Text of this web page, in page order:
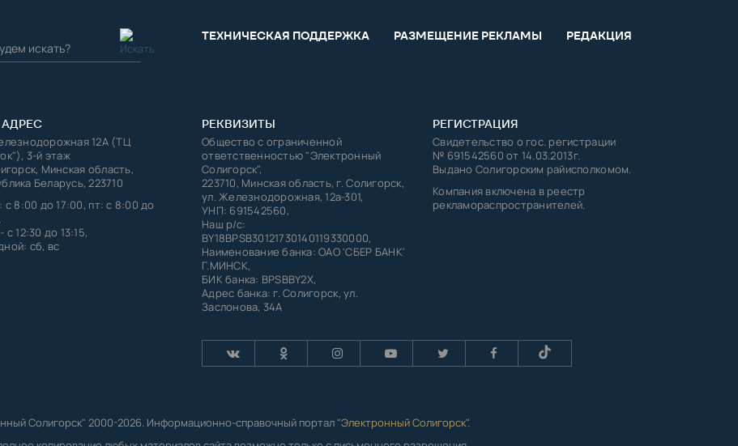
ТЕХНИЧЕСКАЯ ПОДДЕРЖКА РАЗМЕЩЕНИЕ РЕКЛАМЫ РЕДАКЦИЯ
12А (ТЦ
3-й этаж
Минская область,
Беларусь, 223710
с 8:00 до 17:00, пт: с 8:00 до
с 12:30 до 13:15,
сб, вс
РЕКВИЗИТЫ
Общество с ограниченной
ответственностью "Электронный
Солигорск",
223710, Минская область, г. Солигорск,
ул. Железнодорожная, 12а-301,
УНП: 691542560,
Наш р/с:
BY18BPSB30121730140119330000,
Наименование банка: ОАО 'СБЕР БАНК'
Г.МИНСК,
БИК банка: BPSBBY2X,
Адрес банка: г. Солигорск, ул.
Заслонова, 34А
РЕГИСТРАЦИЯ
Свидетельство о гос. регистрации
№ 691542560 от 14.03.2013г.
Выдано Солигорским райисполкомом.
Компания включена в реестр
рекламораспространителей.
Солигорск" 2000-2026. Информационно-справочный портал "Электронный Солигорск".